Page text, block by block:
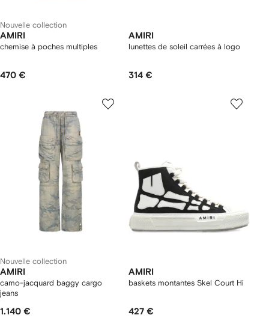
Nouvelle collection
AMIRI
chemise à poches multiples
470 €
AMIRI
lunettes de soleil carrées à logo
314 €
Nouvelle collection
AMIRI
camo-jacquard baggy cargo
jeans
1.140 €
AMIRI
baskets montantes Skel Court Hi
427 €